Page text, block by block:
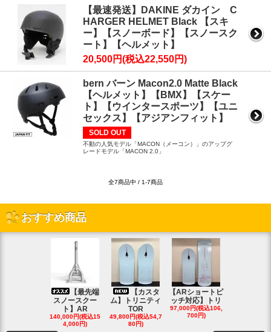
【最速発送】DAKINE ダカイン C
HARGER HELMET Black 【スキ
ー】【スノーボード】【スノースク
ート】【ヘルメット】
20,500円(税込22,550円)
bern バーン Macon2.0 Matte Black
【ヘルメット】【BMX】【スケー
ト】【ウインタースポーツ】【ユニ
セックス】【アジアンフィット】
SOLD OUT
不動の人気モデル「MACON（メーコン）」のアップグ
レードモデル「MACON 2.0」
全7商品中 / 1-7商品
おすすめ商品
【最先端
スノースクー
ト】AR
140,000円(税込15
4,000円)
【カスタ
ム】トリニティ
TOR
49,800円(税込54,7
80円)
【ARショートピ
ッチ対応】トリ
97,000円(税込106,
700円)